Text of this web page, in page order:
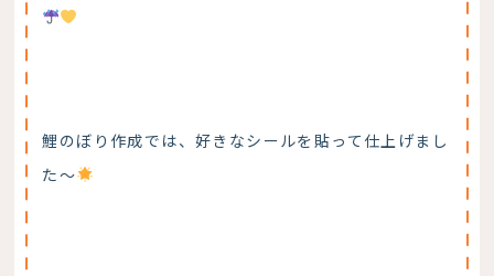
鯉のぼり作成では、好きなシールを貼って仕上げまし
た～